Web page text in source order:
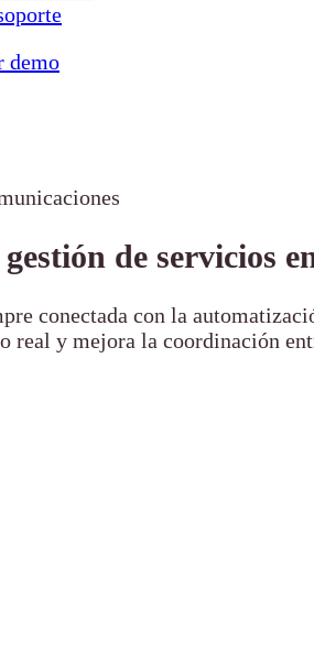
demo
de servicios
conectada con la
real y mejora la coordinación